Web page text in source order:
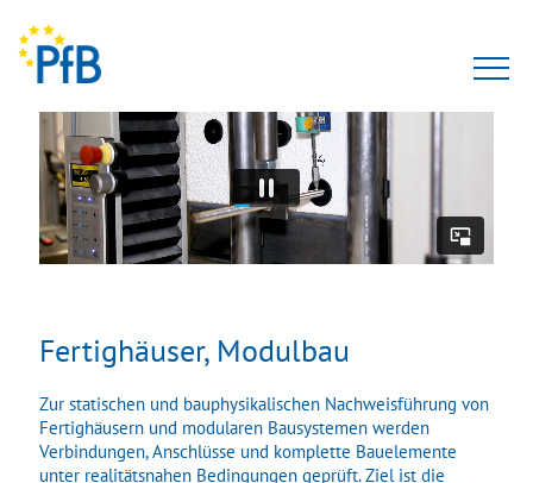
Prüfungen
Gutachten
Seminare
Team
Fertighäuser, Modulbau
Zur statischen und bauphysikalischen Nachweisführung von
Fertighäusern und modularen Bausystemen werden
Verbindungen, Anschlüsse und komplette Bauelemente
unter realitätsnahen Bedingungen geprüft. Ziel ist die